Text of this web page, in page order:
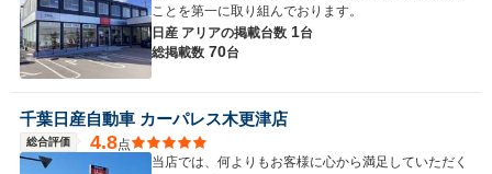
ことを第一に取り組んでおります。
日産 アリアの掲載台数 1台
総掲載数 70台
千葉日産自動車 カーパレス木更津店
総合評価 4.8点
当店では、何よりもお客様に心から満足していただく